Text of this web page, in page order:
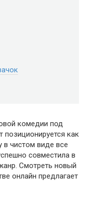
комедии под
позиционируется как
чистом виде все
совместила в
Смотреть новый
онлайн предлагает